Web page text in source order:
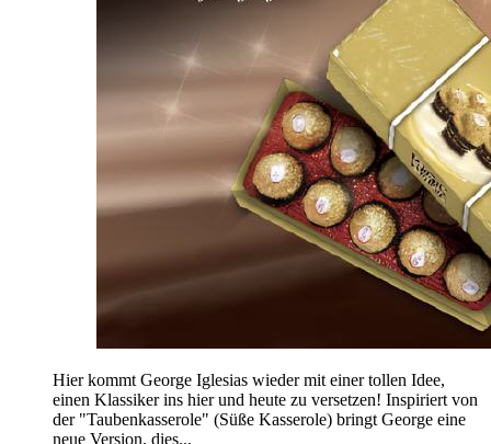
Hier kommt George Iglesias wieder mit einer tollen Idee,
einen Klassiker ins hier und heute zu versetzen! Inspiriert von
der "Taubenkasserole" (Süße Kasserole) bringt George eine
neue Version, dies...